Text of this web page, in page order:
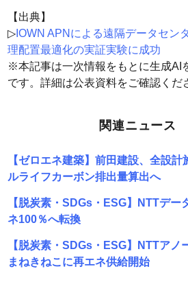
【出典】
▷IOWN APNによる遠隔データセン
理配置最適化の実証実験に成功
※本記事は一次情報をもとに生成AI
です。詳細は公表資料をご確認くだ
関連ニュース
【ゼロエネ建築】前田建設、全設計
ルライフカーボン排出量算出へ
【脱炭素・SDGs・ESG】NTTデー
ネ100％へ転換
【脱炭素・SDGs・ESG】NTTアノ
まねきねこに再エネ供給開始